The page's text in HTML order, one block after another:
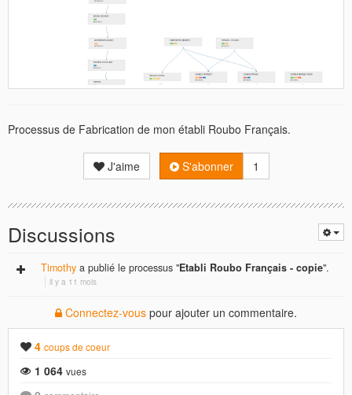
Processus de Fabrication de mon établi Roubo Français.
J'aime S'abonner 1
Discussions
Timothy a publié le processus "Etabli Roubo Français - copie".
il y a 11 mois
Connectez-vous pour ajouter un commentaire.
4 coups de coeur
1 064 vues